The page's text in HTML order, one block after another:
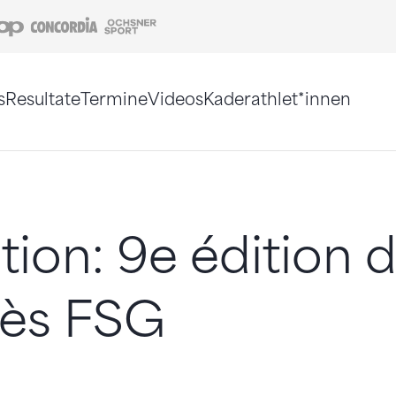
Coop Concordia
ResultateTermineVideosKaderathlet*innen
9e édition
FSG